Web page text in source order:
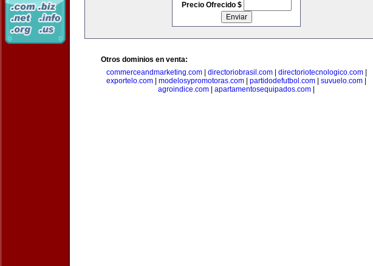
Precio Ofrecido $
Otros dominios en venta:
commerceandmarketing.com| directoriobrasil.com| directoriotecnologico.com|
exportelo.com
modelosypromotoras.com partidodefutbol.com suvuelo.com
agroindice.com
apartamentosequipados.com